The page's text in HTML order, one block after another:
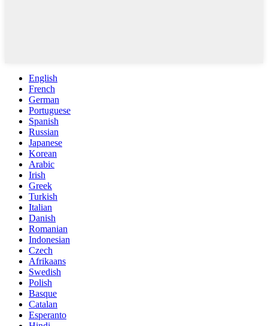
English
French
German
Portuguese
Spanish
Russian
Japanese
Korean
Arabic
Irish
Greek
Turkish
Italian
Danish
Romanian
Indonesian
Czech
Afrikaans
Swedish
Polish
Basque
Catalan
Esperanto